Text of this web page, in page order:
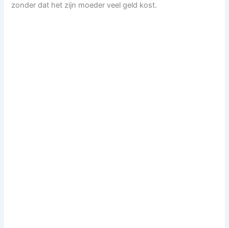
zonder dat het zijn moeder veel geld kost.